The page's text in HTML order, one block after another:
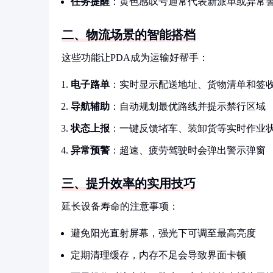
二、物流场景的智能搭档
这些功能让PDA成为运输好帮手：
电子路单 ：实时显示配送地址、货物清单和签
导航辅助 ：自动规划最优路线并提示禁行区域
状态上报 ：一键反馈堵车、装卸货等实时作业
异常预警 ：超速、疲劳驾驶时会弹出警示弹窗
三、提升效率的实用技巧
延长设备寿命的注意事项：
避免阳光直射屏幕，强光下可调至最高亮度
定期清理缓存，内存不足会导致界面卡顿